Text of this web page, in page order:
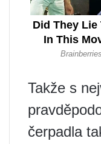
Takže s
čerpadla